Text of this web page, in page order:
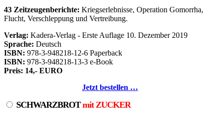
43 Zeitzeugenberichte: Kriegserlebnisse, Operation Gomorrha,
Flucht, Verschleppung und Vertreibung.
Verlag: Kadera-Verlag - Erste Auflage 10. Dezember 2019
Sprache: Deutsch
ISBN: 978-3-948218-12-6 Paperback
ISBN: 978-3-948218-13-3 e-Book
Preis: 14,- EURO
Jetzt bestellen …
SCHWARZBROTmit ZUCKER